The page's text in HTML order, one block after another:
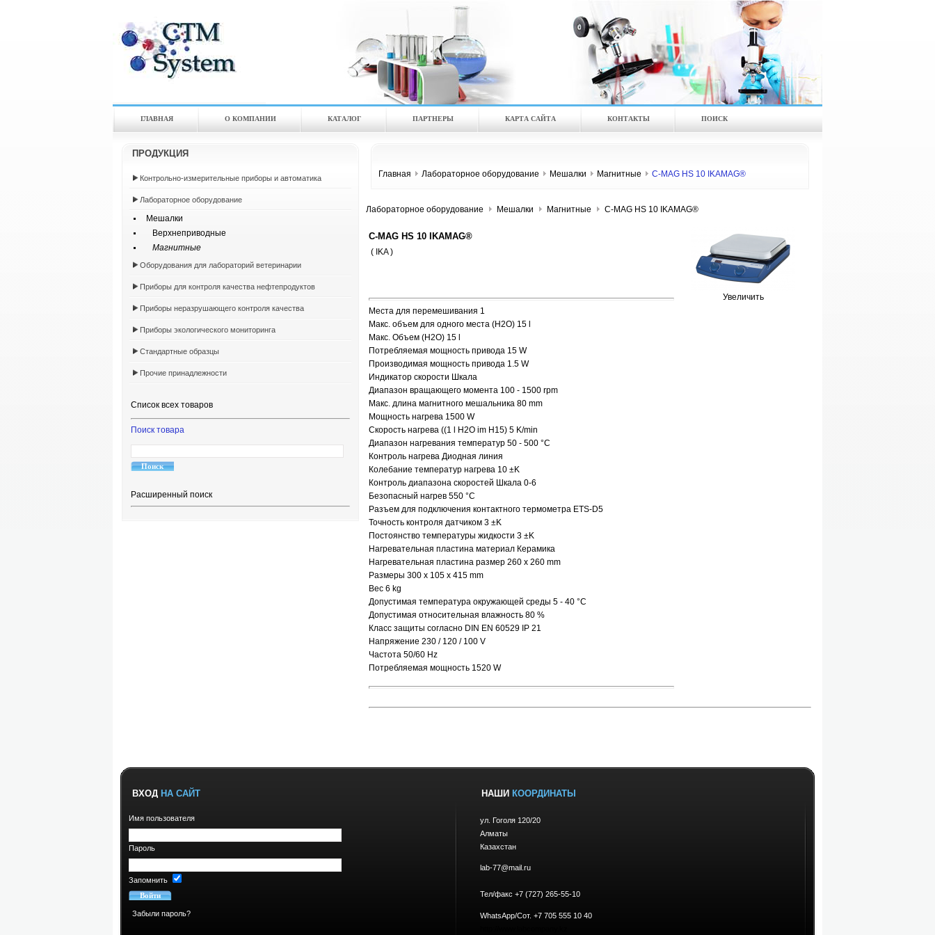
ГЛАВНАЯ О КОМПАНИИ КАТАЛOГ ПАРТНЕРЫ КАРТА САЙТА КОНТАКТЫ ПОИСК
ПРОДУКЦИЯ
Контрольно-измерительные приборы и автоматика
Лабораторное оборудование
Мешалки
Верхнеприводные
Магнитные
Оборудования для лабораторий ветеринарии
Приборы для контроля качества нефтепродуктов
Приборы неразрушающего контроля качества
Приборы экологического мониторинга
Стандартные образцы
Прочие принадлежности
Список всех товаров
Поиск товара
Расширенный поиск
Главная Лабораторное оборудование Мешалки Магнитные C-MAG HS 10 IKAMAG®
Лабораторное оборудование Мешалки Магнитные C-MAG HS 10 IKAMAG®
C-MAG HS 10 IKAMAG®
( IKA )
Увеличить
Места для перемешивания 1
Макс. объем для одного места (H2O) 15 l
Макс. Объем (H2O) 15 l
Потребляемая мощность привода 15 W
Производимая мощность привода 1.5 W
Индикатор скорости Шкала
Диапазон вращающего момента 100 - 1500 rpm
Макс. длина магнитного мешальника 80 mm
Мощность нагрева 1500 W
Скорость нагрева ((1 l H2O im H15) 5 K/min
Диапазон нагревания температур 50 - 500 °C
Контроль нагрева Диодная линия
Колебание температур нагрева 10 ±K
Контроль диапазона скоростей Шкала 0-6
Безопасный нагрев 550 °C
Разъем для подключения контактного термометра ETS-D5
Точность контроля датчиком 3 ±K
Постоянство температуры жидкости 3 ±K
Нагревательная пластина материал Керамика
Нагревательная пластина размер 260 x 260 mm
Размеры 300 x 105 x 415 mm
Вес 6 kg
Допустимая температура окружающей среды 5 - 40 °C
Допустимая относительная влажность 80 %
Класс защиты согласно DIN EN 60529 IP 21
Напряжение 230 / 120 / 100 V
Частота 50/60 Hz
Потребляемая мощность 1520 W
ВХОД НА САЙТ
Имя пользователя
Пароль
Запомнить
Забыли пароль?
НАШИ КООРДИНАТЫ
ул. Гоголя 120/20
Алматы
Казахстан
lab-77@mail.ru
Тел/факс +7 (727) 265-55-10
WhatsApp/Сот. +7 705 555 10 40